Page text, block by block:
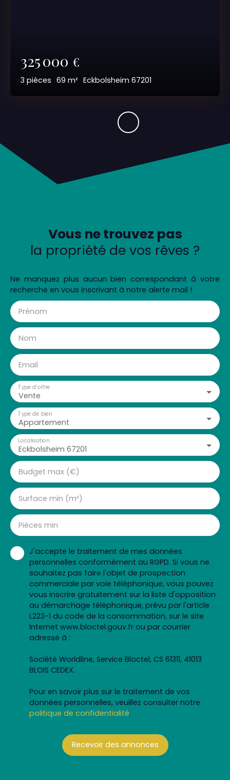
325 000 €
3 pièces 69 m² Eckbolsheim 67201
Vous ne trouvez pas
la propriété de vos rêves ?
Ne manquez plus aucun bien correspondant à votre
recherche en vous inscrivant à notre alerte mail !
Prénom
Nom
Email
Vente
Type d'offre
Appartement
Type de bien
Eckbolsheim 67201
Localisation
Budget max (€)
Surface min (m²)
Pièces min
J'accepte le traitement de mes données
personnelles conformément au RGPD. Si vous ne
souhaitez pas faire l'objet de prospection
commerciale par voie téléphonique, vous pouvez
vous inscrire gratuitement sur la liste d'opposition
au démarchage téléphonique, prévu par l'article
L223-1 du code de la consommation, sur le site
Internet www.bloctel.gouv.fr ou par courrier
adressé à :
Société Worldline, Service Bloctel, CS 61311, 41013
BLOIS CEDEX.
Pour en savoir plus sur le traitement de vos
données personnelles, veuillez consulter notre
politique de confidentialité.
Recevoir des annonces